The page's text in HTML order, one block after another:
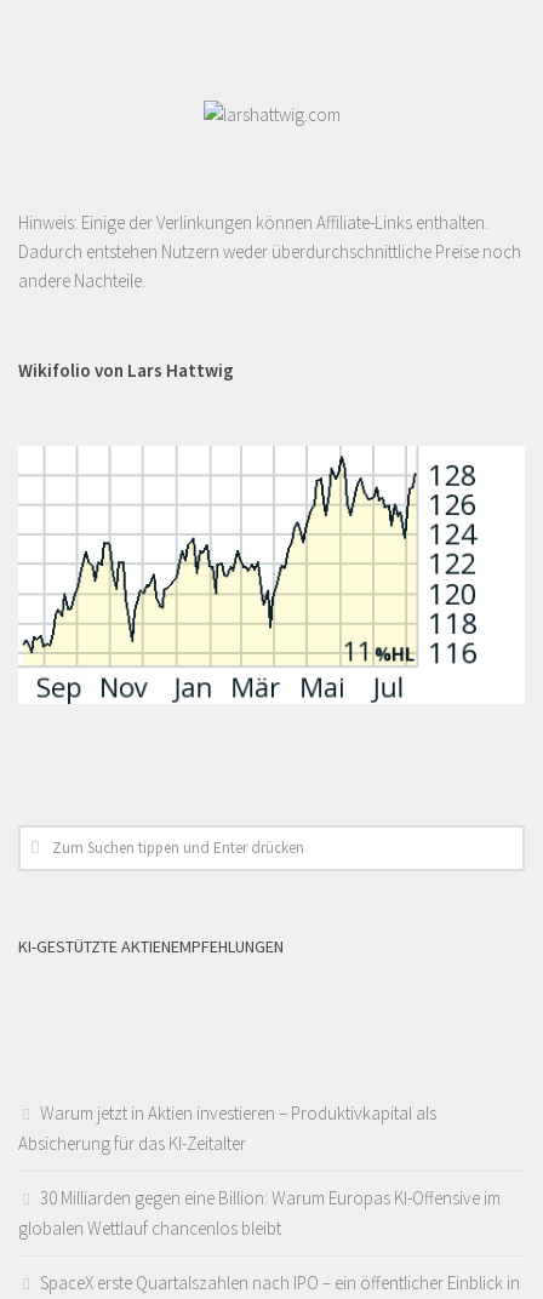
Hinweis: Einige der Verlinkungen können Affiliate-Links enthalten.
Dadurch entstehen Nutzern weder überdurchschnittliche Preise noch
andere Nachteile.
Wikifolio von Lars Hattwig
KI-GESTÜTZTE AKTIENEMPFEHLUNGEN
Warum jetzt in Aktien investieren – Produktivkapital als
Absicherung für das KI-Zeitalter
30 Milliarden gegen eine Billion: Warum Europas KI-Offensive im
globalen Wettlauf chancenlos bleibt
SpaceX erste Quartalszahlen nach IPO – ein öffentlicher Einblick in